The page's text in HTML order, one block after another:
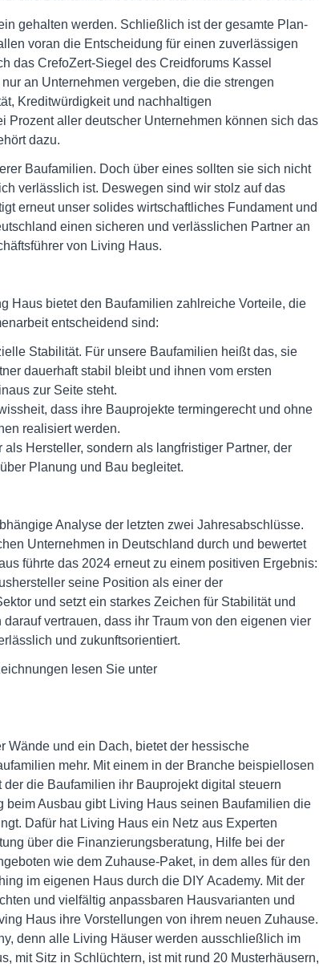
gehalten werden. Schließlich ist der gesamte Plan-
voran die Entscheidung für einen zuverlässigen
das CrefoZert-Siegel des Creidforums Kassel
an Unternehmen vergeben, die die strengen
Kreditwürdigkeit und nachhaltigen
Prozent aller deutscher Unternehmen können sich das
dazu.
Baufamilien. Doch über eines sollten sie sich nicht
verlässlich ist. Deswegen sind wir stolz auf das
erneut unser solides wirtschaftliches Fundament und
einen sicheren und verlässlichen Partner an
von Living Haus.
Haus bietet den Baufamilien zahlreiche Vorteile, die
entscheidend sind:
Stabilität. Für unsere Baufamilien heißt das, sie
dauerhaft stabil bleibt und ihnen vom ersten
zur Seite steht.
dass ihre Bauprojekte termingerecht und ohne
realisiert werden.
Hersteller, sondern als langfristiger Partner, der
Planung und Bau begleitet.
Analyse der letzten zwei Jahresabschlüsse.
Unternehmen in Deutschland durch und bewertet
führte das 2024 erneut zu einem positiven Ergebnis:
seine Position als einer der
und setzt ein starkes Zeichen für Stabilität und
vertrauen, dass ihr Traum von den eigenen vier
und zukunftsorientiert.
lesen Sie unter
Wände und ein Dach, bietet der hessische
mehr. Mit einem in der Branche beispiellosen
die Baufamilien ihr Bauprojekt digital steuern
beim Ausbau gibt Living Haus seinen Baufamilien die
Dafür hat Living Haus ein Netz aus Experten
über die Finanzierungsberatung, Hilfe bei der
wie dem Zuhause-Paket, in dem alles für den
im eigenen Haus durch die DIY Academy. Mit der
und vielfältig anpassbaren Hausvarianten und
Haus ihre Vorstellungen von ihrem neuen Zuhause.
denn alle Living Häuser werden ausschließlich im
mit Sitz in Schlüchtern, ist mit rund 20 Musterhäusern,